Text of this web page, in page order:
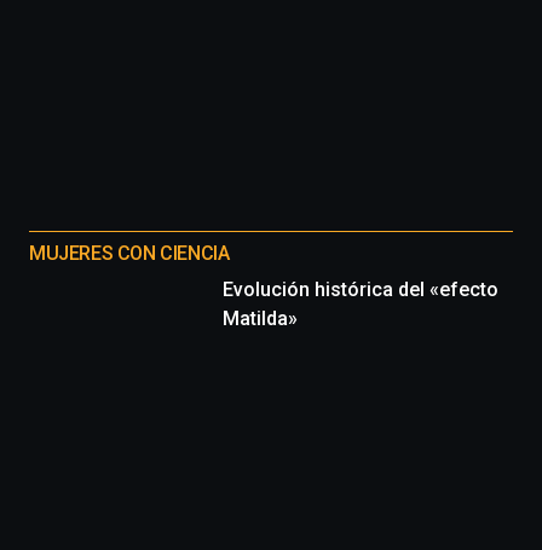
MUJERES CON CIENCIA
Evolución histórica del «efecto
Matilda»